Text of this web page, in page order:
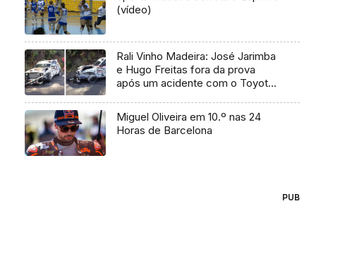
(vídeo)
Rali Vinho Madeira: José Jarimba
e Hugo Freitas fora da prova
após um acidente com o Toyota
Miguel Oliveira em 10.º nas 24
Horas de Barcelona
PUB